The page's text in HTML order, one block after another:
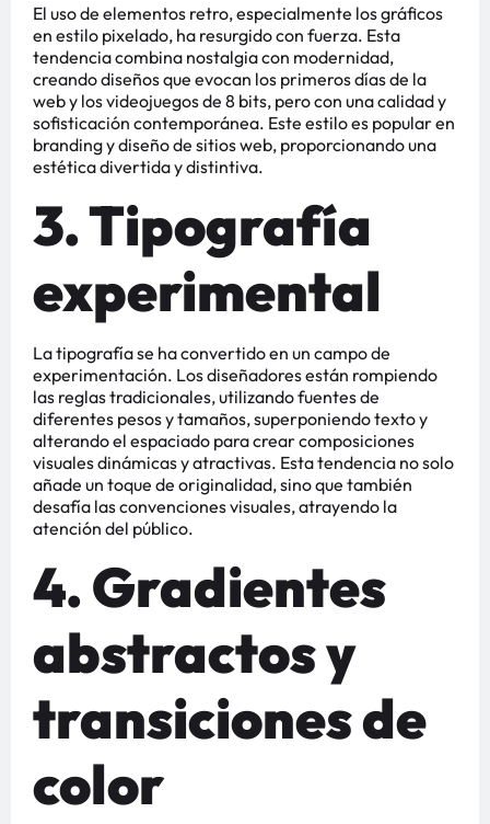
El uso de elementos retro, especialmente los gráficos
en estilo pixelado, ha resurgido con fuerza. Esta
tendencia combina nostalgia con modernidad,
creando diseños que evocan los primeros días de la
web y los videojuegos de 8 bits, pero con una calidad y
sofisticación contemporánea. Este estilo es popular en
branding y diseño de sitios web, proporcionando una
estética divertida y distintiva​​​​.
3. Tipografía
experimental
La tipografía se ha convertido en un campo de
experimentación. Los diseñadores están rompiendo
las reglas tradicionales, utilizando fuentes de
diferentes pesos y tamaños, superponiendo texto y
alterando el espaciado para crear composiciones
visuales dinámicas y atractivas. Esta tendencia no solo
añade un toque de originalidad, sino que también
desafía las convenciones visuales, atrayendo la
atención del público​​​​.
4. Gradientes
abstractos y
transiciones de
color